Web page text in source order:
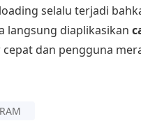
selalu terjadi
langsung diaplikasikan
dan pengguna
RAM